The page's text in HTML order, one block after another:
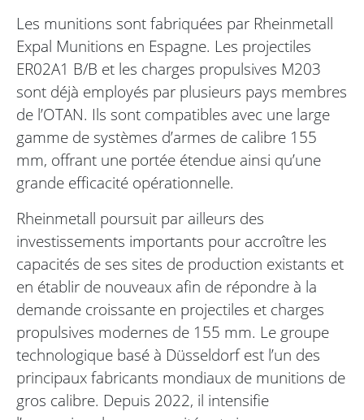
Les munitions sont fabriquées par Rheinmetall
Expal Munitions en Espagne. Les projectiles
ER02A1 B/B et les charges propulsives M203
sont déjà employés par plusieurs pays membres
de l’OTAN. Ils sont compatibles avec une large
gamme de systèmes d’armes de calibre 155
mm, offrant une portée étendue ainsi qu’une
grande efficacité opérationnelle.
Rheinmetall poursuit par ailleurs des
investissements importants pour accroître les
capacités de ses sites de production existants et
en établir de nouveaux afin de répondre à la
demande croissante en projectiles et charges
propulsives modernes de 155 mm. Le groupe
technologique basé à Düsseldorf est l’un des
principaux fabricants mondiaux de munitions de
gros calibre. Depuis 2022, il intensifie